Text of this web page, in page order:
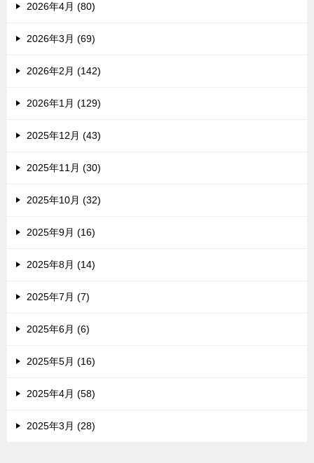
2026年4月 (80)
2026年3月 (69)
2026年2月 (142)
2026年1月 (129)
2025年12月 (43)
2025年11月 (30)
2025年10月 (32)
2025年9月 (16)
2025年8月 (14)
2025年7月 (7)
2025年6月 (6)
2025年5月 (16)
2025年4月 (58)
2025年3月 (28)